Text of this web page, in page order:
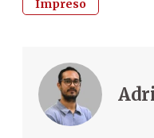
Impreso